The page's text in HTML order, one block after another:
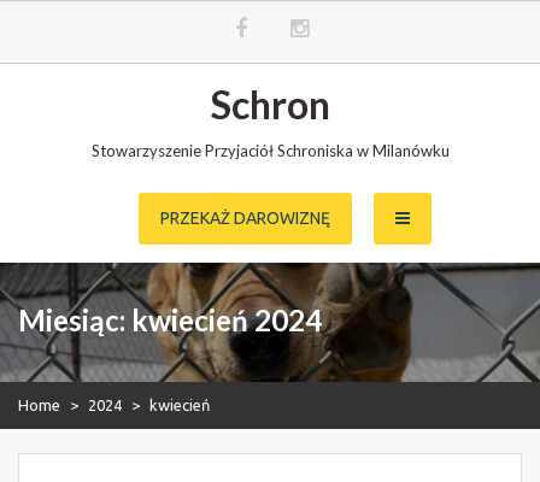
Schron
Stowarzyszenie Przyjaciół Schroniska w Milanówku
PRZEKAŻ DAROWIZNĘ
Miesiąc: kwiecień 2024
Home > 2024 > kwiecień